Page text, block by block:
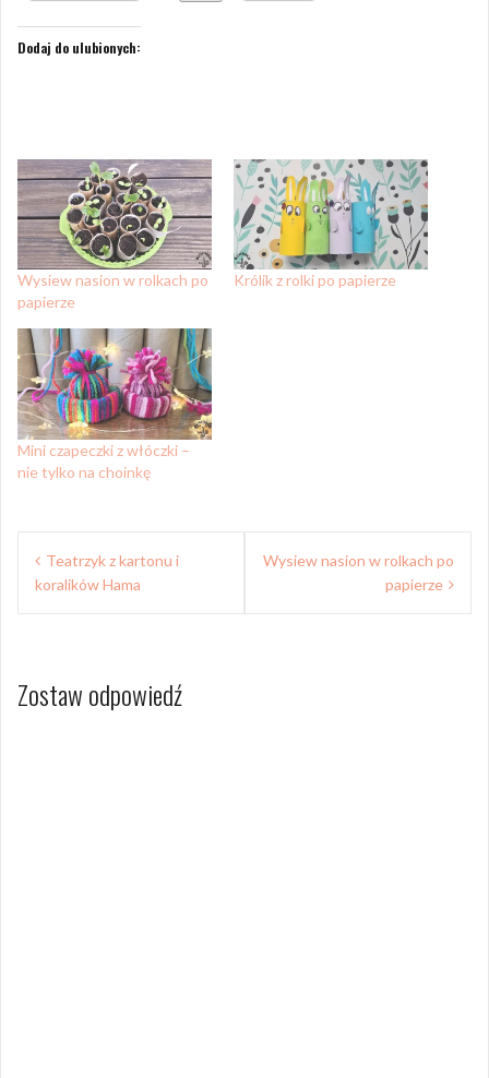
Dodaj do ulubionych:
Wysiew nasion w rolkach po
papierze
Królik z rolki po papierze
Mini czapeczki z włóczki –
nie tylko na choinkę
Nawigacja
wpisu
Teatrzyk z kartonu i
koralików Hama
Wysiew nasion w rolkach po
papierze
Zostaw odpowiedź